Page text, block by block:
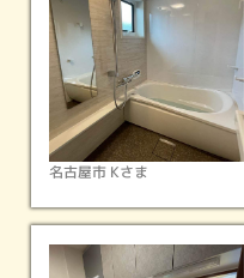
給湯器
リフォーム
ガスコンロ
リフォーム
リフォーム
（最新実績）
名古屋市 Kさま